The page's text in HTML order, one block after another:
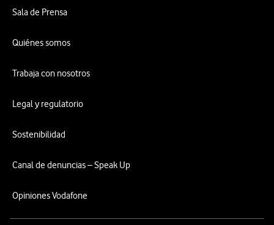
Sala de Prensa
Quiénes somos
Trabaja con nosotros
Legal y regulatorio
Sostenibilidad
Canal de denuncias – Speak Up
Opiniones Vodafone